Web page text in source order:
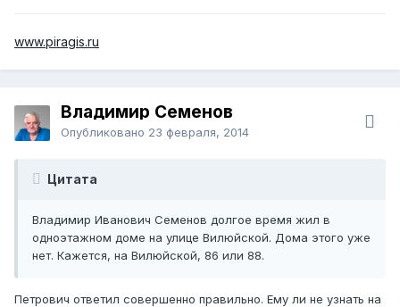
www.piragis.ru
Владимир Семенов
Опубликовано 23 февраля, 2014
Цитата
Владимир Иванович Семенов долгое время жил в
одноэтажном доме на улице Вилюйской. Дома этого уже
нет. Кажется, на Вилюйской, 86 или 88.
Петрович ответил совершенно правильно. Ему ли не узнать на